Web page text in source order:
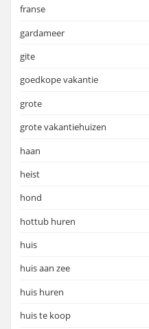
franse
gardameer
gite
goedkope vakantie
grote
grote vakantiehuizen
haan
heist
hond
hottub huren
huis
huis aan zee
huis huren
huis te koop